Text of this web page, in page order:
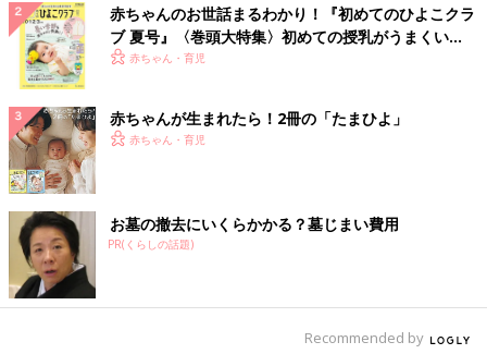
予定されています。
「入学してすぐの４月に親向けの進路説明会があり、やはり
2020年入試を意識してか出席率は8割を超えたようでした。大ま
かな流れは聞きましたが、1年では自分の進路を考え、それから
大学を決定していくようでした。親も入試に関して勉強してくだ
さいとも言われましたよ」
のか、親も学ぶ必要がありそうです。
「先日とある高校入試説明会に行ってきたのですが、子どもたち
の将来を見据えた教育改革を進めるような動きがあり、わが校も
赤ちゃんのお世話まるわかり！『初めてのひよこクラ
ブ 夏号』〈巻頭大特集〉初めての授乳がうまくい
く！ おっぱい・ミルクの基本と夏のトラブル 解決テ
赤ちゃん・育児
赤ちゃんが生まれたら！2冊の「たまひよ」
赤ちゃん・育児
お墓の撤去にいくらかかる？墓じまい費用
PR(くらしの話題)
Recommended by